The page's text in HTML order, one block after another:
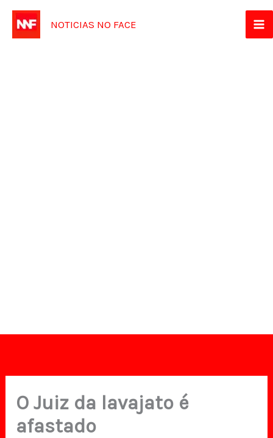
para
NOTICIAS NO FACE
O Juiz da lavajato é
afastado